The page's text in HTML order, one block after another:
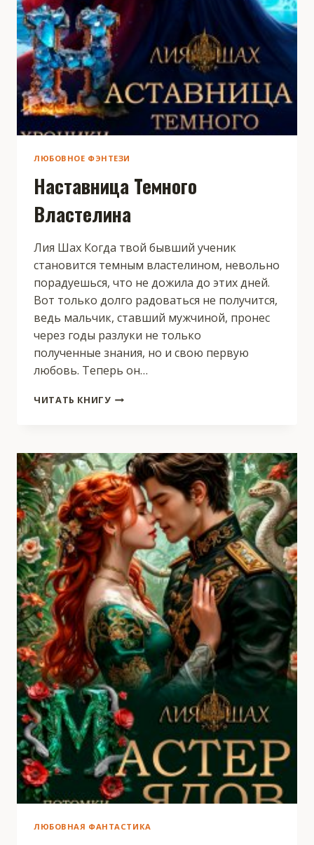
ЛЮБОВНОЕ ФЭНТЕЗИ
Наставница Темного
Властелина
Лия Шах Когда твой бывший ученик
становится темным властелином, невольно
порадуешься, что не дожила до этих дней.
Вот только долго радоваться не получится,
ведь мальчик, ставший мужчиной, пронес
через годы разлуки не только
полученные знания, но и свою первую
любовь. Теперь он…
ЧИТАТЬ КНИГУНАСТАВНИЦА
ЛЮБОВНАЯ ФАНТАСТИКА